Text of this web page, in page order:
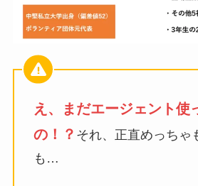
え、まだエージェント使
の！？ それ、正直めっちゃ
も…